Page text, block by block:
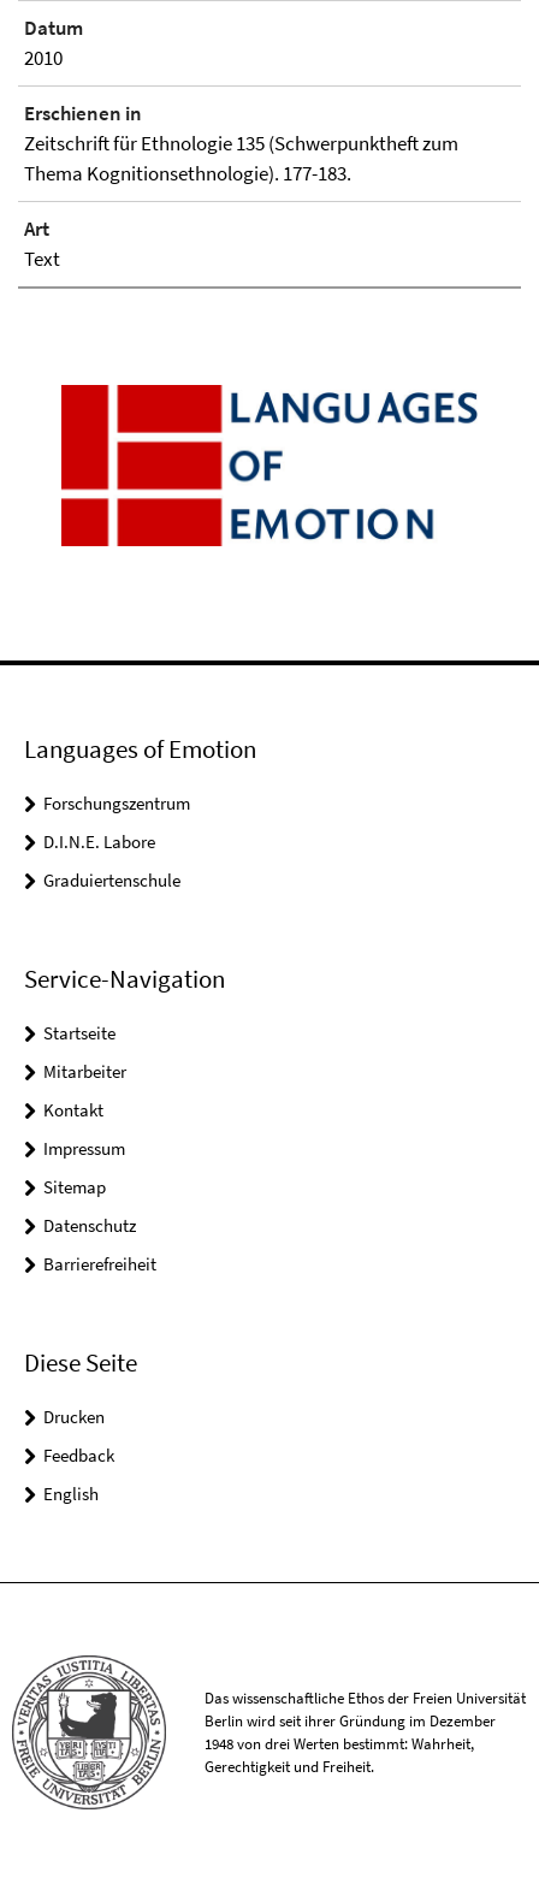
Datum
2010
Erschienen in
Zeitschrift für Ethnologie 135 (Schwerpunktheft zum
Thema Kognitionsethnologie). 177-183.
Art
Text
Languages of Emotion
Forschungszentrum
D.I.N.E. Labore
Graduiertenschule
Service-Navigation
Startseite
Mitarbeiter
Kontakt
Impressum
Sitemap
Datenschutz
Barrierefreiheit
Diese Seite
Drucken
Feedback
English
Das wissenschaftliche Ethos der Freien Universität
Berlin wird seit ihrer Gründung im Dezember
1948 von drei Werten bestimmt: Wahrheit,
Gerechtigkeit und Freiheit.